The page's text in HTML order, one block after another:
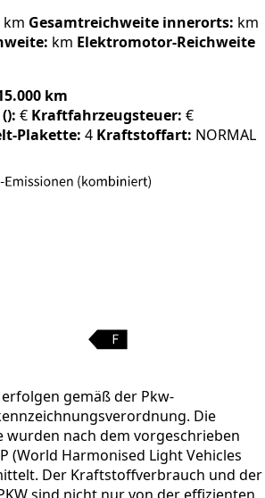
km Gesamtreichweite innerorts: km
km Elektromotor-Reichweite
km
€ Kraftfahrzeugsteuer: €
Plakette: 4 Kraftstoffart: NORMAL
gemäß der Pkw-
Die
wurden nach dem vorgeschrieben
(World Harmonised Light Vehicles
Der Kraftstoffverbrauch und der